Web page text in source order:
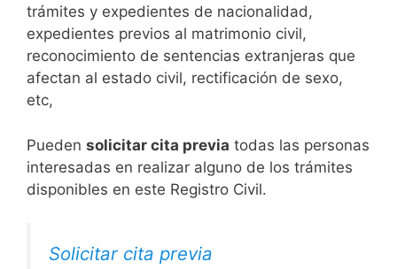
trámites y expedientes de nacionalidad,
expedientes previos al matrimonio civil,
reconocimiento de sentencias extranjeras que
afectan al estado civil, rectificación de sexo,
etc,
​Pueden solicitar cita previa todas las personas
interesadas en realizar alguno de los trámites
disponibles en este Registro Civil.​
Solicitar cita previa